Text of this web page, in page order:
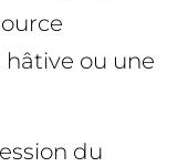
ou une
du